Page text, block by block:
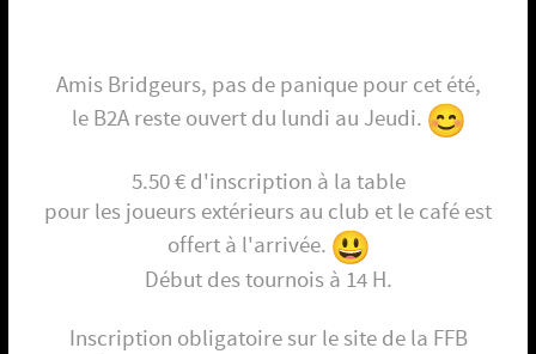
Amis Bridgeurs, pas de panique pour cet été,
le B2A reste ouvert du lundi au Jeudi.
5.50 € d'inscription à la table
pour les joueurs extérieurs au club et le café est
offert à l'arrivée.
Début des tournois à 14 H.
Inscription obligatoire sur le site de la FFB